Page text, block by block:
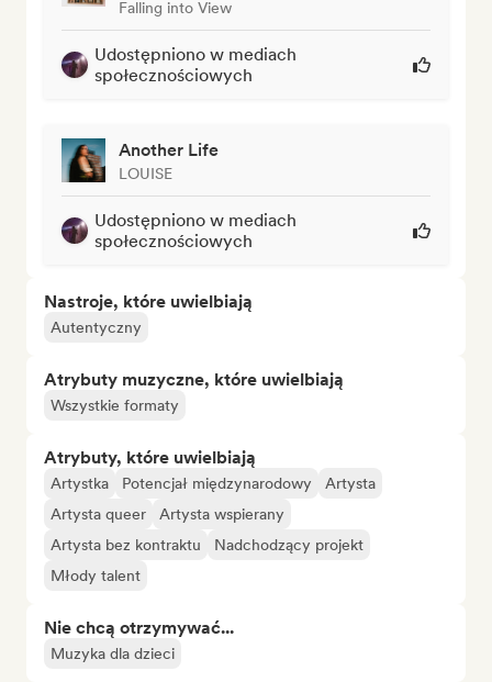
Falling into View
Udostępniono w mediach
społecznościowych
Another Life
LOUISE
Udostępniono w mediach
społecznościowych
Nastroje, które uwielbiają
Autentyczny
Atrybuty muzyczne, które uwielbiają
Wszystkie formaty
Atrybuty, które uwielbiają
Artystka Potencjał międzynarodowy
Artysta
Artysta queer
Artysta wspierany
Artysta bez kontraktu
Nadchodzący projekt
Młody talent
Nie chcą otrzymywać...
Muzyka dla dzieci